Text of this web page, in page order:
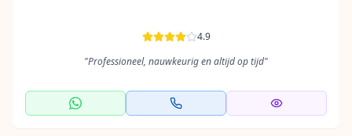
4.9
"Professioneel, nauwkeurig en altijd op tijd"